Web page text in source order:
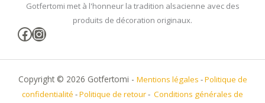
Gotfertomi met à l'honneur la tradition alsacienne avec des
produits de décoration originaux.
Facebook
Instagram
Copyright © 2026 Gotfertomi - Mentions légales -Politique de
confidentialité -Politique de retour- Conditions générales de